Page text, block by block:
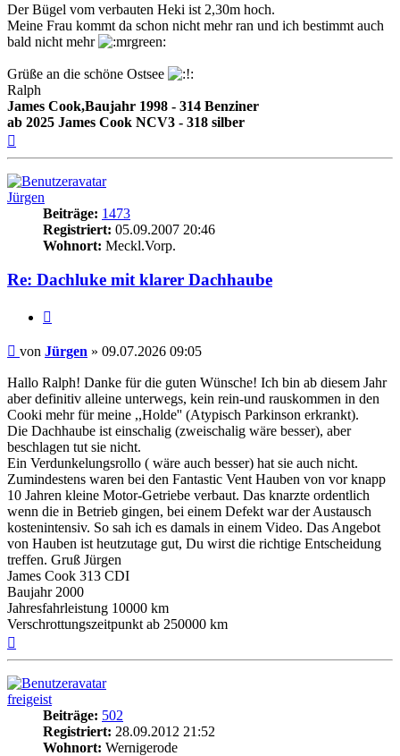
Der Bügel vom verbauten Heki ist 2,30m hoch.
Meine Frau kommt da schon nicht mehr ran und ich bestimmt auch
bald nicht mehr
Grüße an die schöne Ostsee
Ralph
James Cook,Baujahr 1998 - 314 Benziner
ab 2025 James Cook NCV3 - 318 silber
Jürgen
Beiträge: 1473
Registriert: 05.09.2007 20:46
Wohnort: Meckl.Vorp.
Re: Dachluke mit klarer Dachhaube
Beitrag
von Jürgen » 09.07.2026 09:05
Hallo Ralph! Danke für die guten Wünsche! Ich bin ab diesem Jahr
aber definitiv alleine unterwegs, kein rein-und rauskommen in den
Cooki mehr für meine ,,Holde'' (Atypisch Parkinson erkrankt).
Die Dachhaube ist einschalig (zweischalig wäre besser), aber
beschlagen tut sie nicht.
Ein Verdunkelungsrollo ( wäre auch besser) hat sie auch nicht.
Zumindestens waren bei den Fantastic Vent Hauben von vor knapp
10 Jahren kleine Motor-Getriebe verbaut. Das knarzte ordentlich
wenn die in Betrieb gingen, bei einem Defekt war der Austausch
kostenintensiv. So sah ich es damals in einem Video. Das Angebot
von Hauben ist heutzutage gut, Du wirst die richtige Entscheidung
treffen. Gruß Jürgen
James Cook 313 CDI
Baujahr 2000
Jahresfahrleistung 10000 km
Verschrottungszeitpunkt ab 250000 km
freigeist
Beiträge: 502
Registriert: 28.09.2012 21:52
Wohnort: Wernigerode